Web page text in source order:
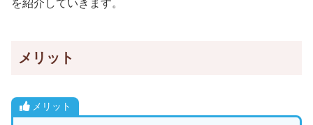
を紹介していきます。
メリット
メリット